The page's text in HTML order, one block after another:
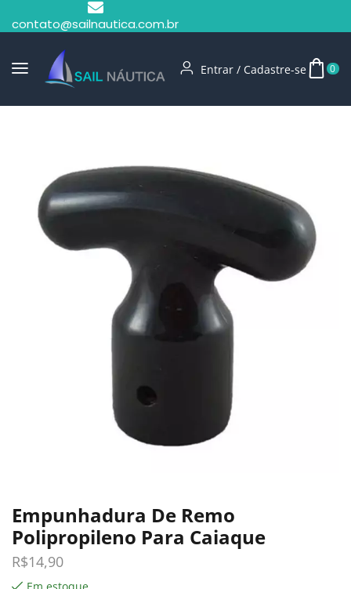
contato@sailnautica.com.br
Entrar / Cadastre-se 0
Empunhadura De Remo
Polipropileno Para Caiaque
R$14,90